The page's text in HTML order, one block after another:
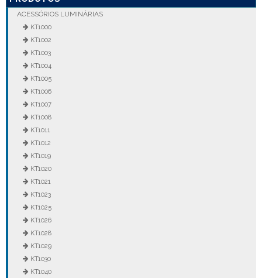
ACESSÓRIOS LUMINÁRIAS
KT1000
KT1002
KT1003
KT1004
KT1005
KT1006
KT1007
KT1008
KT1011
KT1012
KT1019
KT1020
KT1021
KT1023
KT1025
KT1026
KT1028
KT1029
KT1030
KT1040